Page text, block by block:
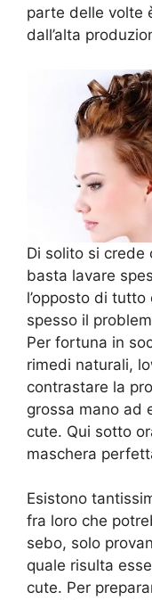
parte delle volte
dall’alta
Di solito si crede
basta lavare
l’opposto di
spesso il
Per fortuna in
rimedi naturali,
contrastare la
grossa mano ad
cute. Qui sotto
maschera
Esistono
fra loro che
sebo, solo
quale risulta
cute. Per